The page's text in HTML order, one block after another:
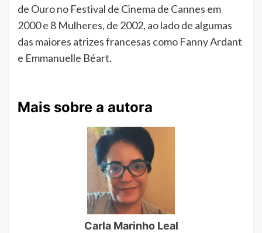
de Ouro no Festival de Cinema de Cannes em
2000 e 8 Mulheres, de 2002, ao lado de algumas
das maiores atrizes francesas como Fanny Ardant
e Emmanuelle Béart.
Mais sobre a autora
Carla Marinho Leal